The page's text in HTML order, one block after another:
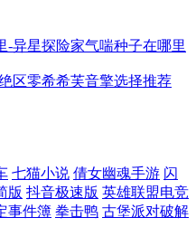
-异星探险家气喘种子在哪里
区零希希芙音擎选择推荐
七猫小说 倩女幽魂手游 闪
版 抖音极速版 英雄联盟电竞
事件簿 拳击鸭 古堡派对破解